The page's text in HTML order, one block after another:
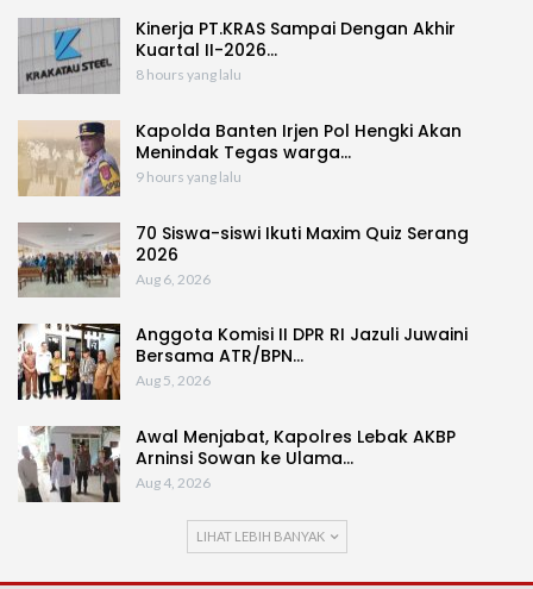
Kinerja PT.KRAS Sampai Dengan Akhir
Kuartal II-2026…
8 hours yang lalu
Kapolda Banten Irjen Pol Hengki Akan
Menindak Tegas warga…
9 hours yang lalu
70 Siswa-siswi Ikuti Maxim Quiz Serang
2026
Aug 6, 2026
Anggota Komisi II DPR RI Jazuli Juwaini
Bersama ATR/BPN…
Aug 5, 2026
Awal Menjabat, Kapolres Lebak AKBP
Arninsi Sowan ke Ulama…
Aug 4, 2026
LIHAT LEBIH BANYAK